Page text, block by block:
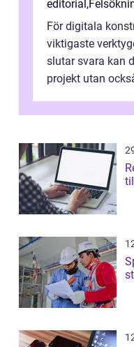
editorial,
För digitala
viktigaste
slutar svara kan
projekt utan